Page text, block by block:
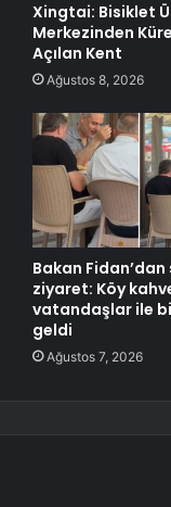
Xingtai: Bisiklet
Merkezinden
Açılan Kent
Ağustos 8, 2026
Bakan
ziyaret: Köy
vatandaşlar ile
geldi
Ağustos 7, 2026